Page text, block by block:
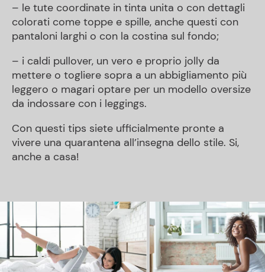
– le tute coordinate in tinta unita o con dettagli
colorati come toppe e spille, anche questi con
pantaloni larghi o con la costina sul fondo;
– i caldi pullover, un vero e proprio jolly da
mettere o togliere sopra a un abbigliamento più
leggero o magari optare per un modello oversize
da indossare con i leggings.
Con questi tips siete ufficialmente pronte a
vivere una quarantena all’insegna dello stile. Si,
anche a casa!